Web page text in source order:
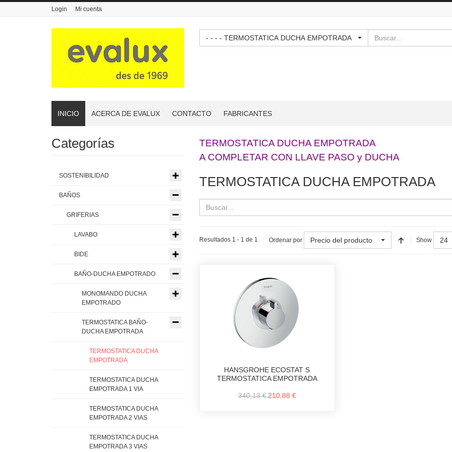
Login Mi cuenta
- - - - TERMOSTATICA DUCHA EMPOTRADA
INICIO ACERCA DE EVALUX CONTACTO FABRICANTES
TERMOSTATICA DUCHA EMPOTRADA
A COMPLETAR CON LLAVE PASO y DUCHA
TERMOSTATICA DUCHA EMPOTRADA
Resultados 1 - 1 de 1 Ordenar por Precio del producto Show 24
HANSGROHE ECOSTAT S
TERMOSTATICA EMPOTRADA
340,13 € 210,88 €
Categorías
SOSTENIBILIDAD
BAÑOS
GRIFERIAS
LAVABO
BIDE
BAÑO-DUCHA EMPOTRADO
MONOMANDO DUCHA
EMPOTRADO
TERMOSTATICA BAÑO-
DUCHA EMPOTRADA
TERMOSTATICA DUCHA
EMPOTRADA
TERMOSTATICA DUCHA
EMPOTRADA 1 VIA
TERMOSTATICA DUCHA
EMPOTRADA 2 VIAS
TERMOSTATICA DUCHA
EMPOTRADA 3 VIAS